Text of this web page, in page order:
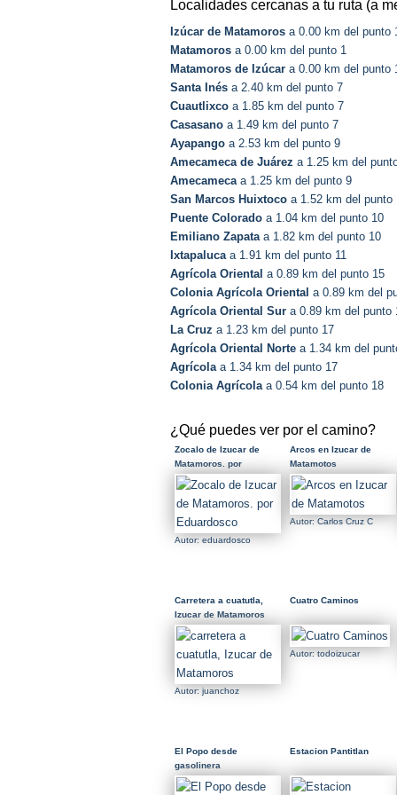
Localidades cercanas a tu ruta (a
Izúcar de Matamoros a 0.00 km del punto
Matamoros a 0.00 km del punto 1
Matamoros de Izúcar a 0.00 km del punto
Santa Inés a 2.40 km del punto 7
Cuautlixco a 1.85 km del punto 7
Casasano a 1.49 km del punto 7
Ayapango a 2.53 km del punto 9
Amecameca de Juárez a 1.25 km del
Amecamecaa 1.25 km del punto 9
San Marcos Huixtoco a 1.52 km del punto
Puente Colorado a 1.04 km del punto 10
Emiliano Zapataa 1.82 km del punto 10
Ixtapalucaa 1.91 km del punto 11
Agrícola Oriental a 0.89 km del punto 15
Colonia Agrícola Oriental a 0.89 km del
Agrícola Oriental Sur a 0.89 km del punto
La Cruz a 1.23 km del punto 17
Agrícola Oriental Norte a 1.34 km del
Agrícolaa 1.34 km del punto 17
Colonia Agrícolaa 0.54 km del punto 18
¿Qué puedes ver por el camino?
Zocalo de Izucar de
Matamoros. por
Eduardosco
Autor: eduardosco
Arcos en Izucar de
Matamotos
Autor: Carlos Cruz C
Carretera a cuatutla,
Izucar de Matamoros
Autor: juanchoz
Cuatro Caminos
Autor: todoizucar
El Popo desde
gasolinera
Estacion Pantitlan